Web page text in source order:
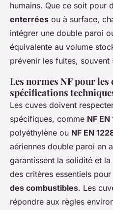
humains. Que ce soit pour
enterrées ou à surface,
intégrer une double paroi
équivalente au volume
prévenir les fuites,
Les normes NF pour les
spécifications
Les cuves doivent
spécifiques, comme NF EN
polyéthylène ou NF EN
aériennes double paroi en
garantissent la solidité et
des critères essentiels pour
des combustibles. Les
répondre aux règles